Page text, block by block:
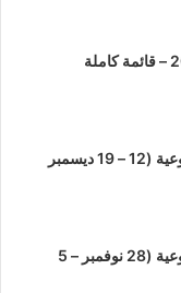
نشرة أخبار الأنمي الأسبوعية (12 – 19 ديسمبر
نشرة أخبار الأنمي الأسبوعية (28 نوفمبر – 5